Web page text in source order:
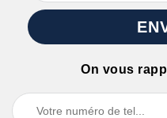
On vous